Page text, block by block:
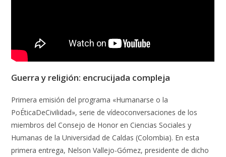
Guerra y religión: encrucijada compleja
Primera emisión del programa «Humanarse o la
PoÉticaDeCivilidad», serie de vídeoconversaciones de los
miembros del Consejo de Honor en Ciencias Sociales y
Humanas de la Universidad de Caldas (Colombia). En esta
primera entrega, Nelson Vallejo-Gómez, presidente de dicho